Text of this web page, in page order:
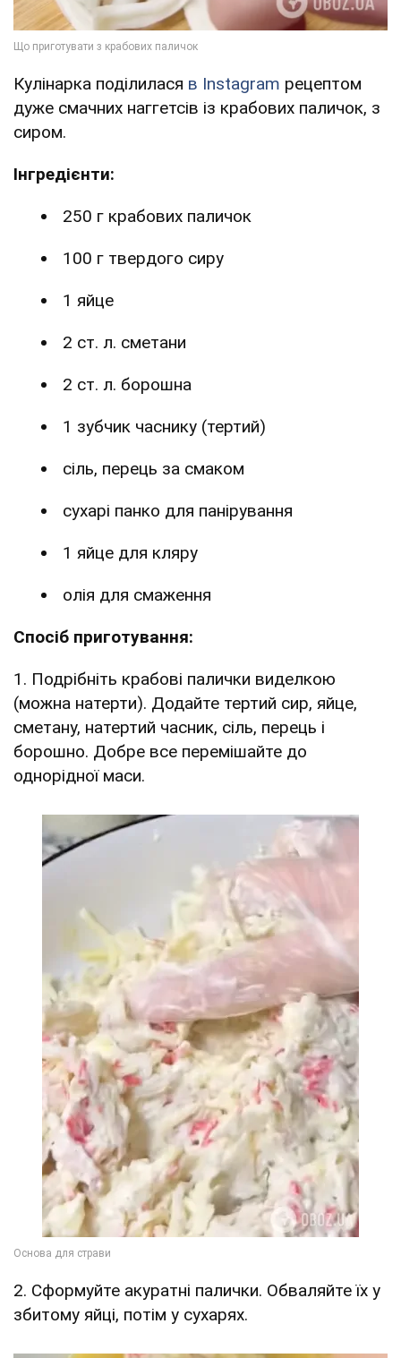
Кулінарка поділилася в Instagram рецептом
дуже смачних наггетсів із крабових паличок, з
сиром.
Інгредієнти:
250 г крабових паличок
100 г твердого сиру
1 яйце
2 ст. л. сметани
2 ст. л. борошна
1 зубчик часнику (тертий)
сіль, перець за смаком
сухарі панко для панірування
1 яйце для кляру
олія для смаження
Спосіб приготування:
1. Подрібніть крабові палички виделкою
(можна натерти). Додайте тертий сир, яйце,
сметану, натертий часник, сіль, перець і
борошно. Добре все перемішайте до
однорідної маси.
2. Сформуйте акуратні палички. Обваляйте їх у
збитому яйці, потім у сухарях.